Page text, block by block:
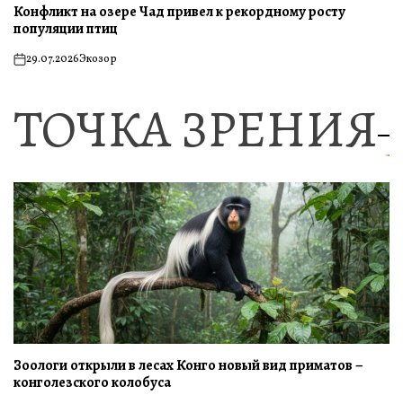
Конфликт на озере Чад привел к рекордному росту
популяции птиц
on29.07.2026Экозор
ТОЧКА ЗРЕНИЯ
Зоологи открыли в лесах Конго новый вид приматов –
конголезского колобуса